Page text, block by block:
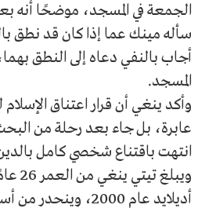
الجمعة في المسجد، موضحًا أنه
سأله مينك عما إذا كان قد نطق
أجاب بالنفي دعاه إلى النطق
المسجد.
وأكد ينغي أن قرار اعتناق
عابرة، بل جاء بعد رحلة من
انتهت باقتناع شخصي كامل
أديلايد عام 2000،